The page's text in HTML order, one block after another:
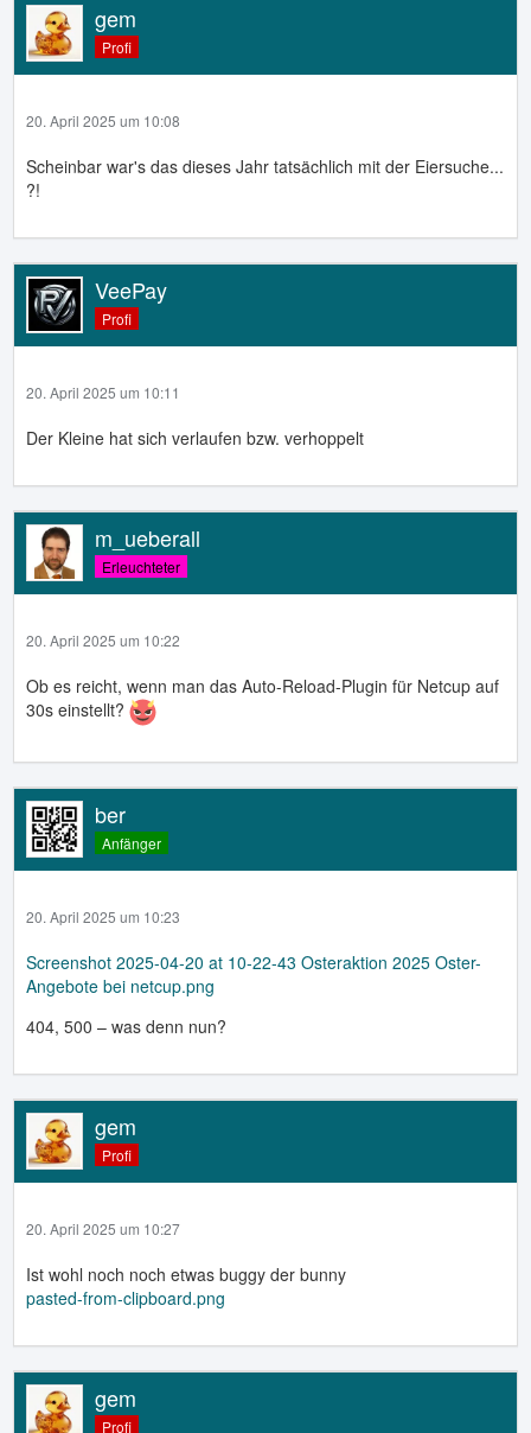
gem
Profi
20. April 2025 um 10:08
Scheinbar war's das dieses Jahr tatsächlich mit der Eiersuche...
?!
VeePay
Profi
20. April 2025 um 10:11
Der Kleine hat sich verlaufen bzw. verhoppelt
m_ueberall
Erleuchteter
20. April 2025 um 10:22
Ob es reicht, wenn man das Auto-Reload-Plugin für Netcup auf
30s einstellt?
ber
Anfänger
20. April 2025 um 10:23
Screenshot 2025-04-20 at 10-22-43 Osteraktion 2025 Oster-
Angebote bei netcup.png
404, 500 – was denn nun?
gem
Profi
20. April 2025 um 10:27
Ist wohl noch noch etwas buggy der bunny
pasted-from-clipboard.png
gem
Profi